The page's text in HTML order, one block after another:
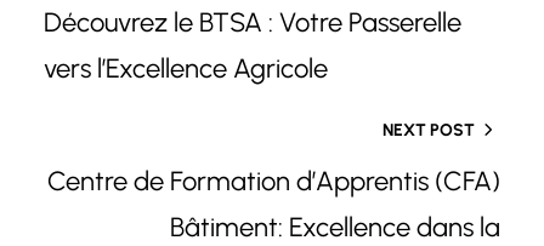
Découvrez le BTSA : Votre Passerelle
vers l’Excellence Agricole
NEXT POST
Centre de Formation d’Apprentis (CFA)
Bâtiment: Excellence dans la